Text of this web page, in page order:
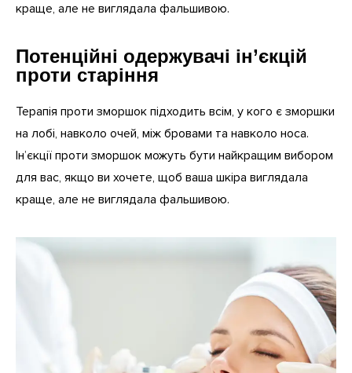
краще, але не виглядала фальшивою.
Потенційні одержувачі ін’єкцій
проти старіння
Терапія проти зморшок підходить всім, у кого є зморшки
на лобі, навколо очей, між бровами та навколо носа.
Ін’єкції проти зморшок можуть бути найкращим вибором
для вас, якщо ви хочете, щоб ваша шкіра виглядала
краще, але не виглядала фальшивою.